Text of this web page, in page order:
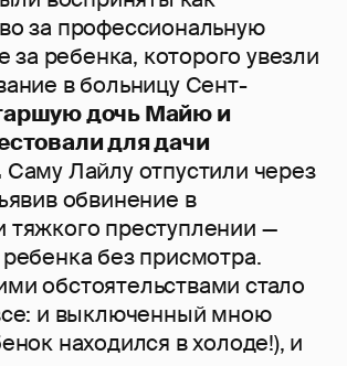
за профессиональную
за ребенка, которого увезли
в больницу Сент-
дочь Майю и
для дачи
Саму Лайлу отпустили через
обвинение в
тяжкого преступлении —
без присмотра.
обстоятельствами стало
и выключенный мною
находился в холоде!), и